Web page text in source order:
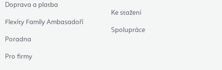
Doprava a platba
Flexity Family Ambasadoři
Poradna
Pro firmy
Ke stažení
Spolupráce